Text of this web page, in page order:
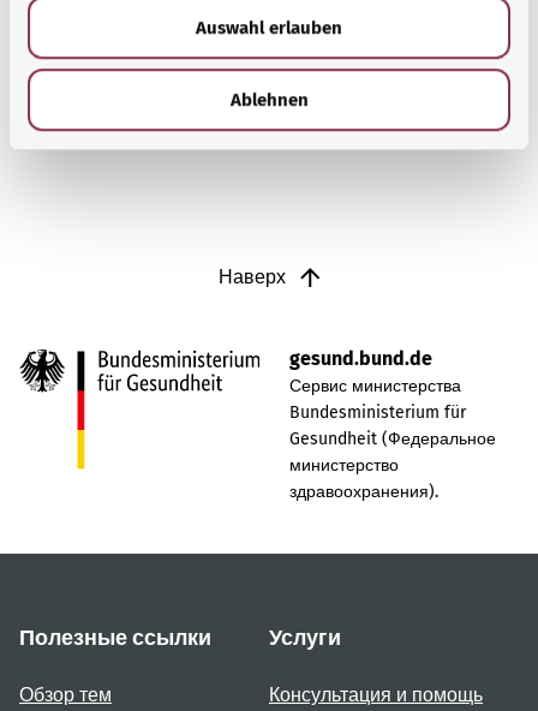
Auswahl erlauben
Ablehnen
самых распространенных проблем с коленями. От нее
особенно часто страдают спортсмены.
Наверх
gesund.bund.de
Сервис министерства
Bundesministerium für
Gesundheit (Федеральное
министерство
здравоохранения).
Полезные ссылки
Обзор тем
Услуги
Консультация и помощь